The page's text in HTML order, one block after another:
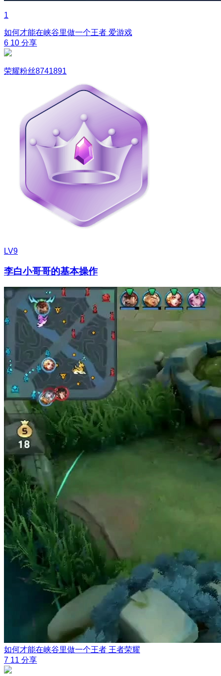
1
如何才能在峡谷里做一个王者 爱游戏
6 10 分享
荣耀粉丝8741891
LV9
李白小哥哥的基本操作
如何才能在峡谷里做一个王者 王者荣耀
7 11 分享